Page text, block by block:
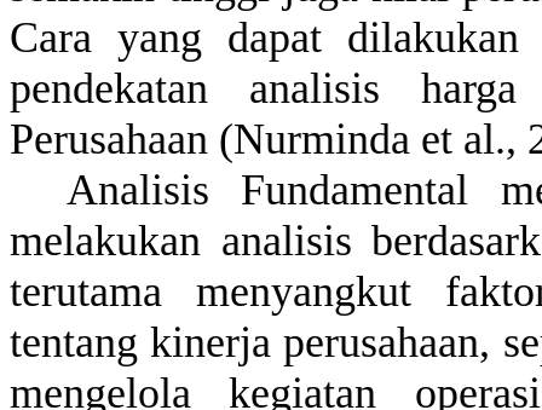
Cara yang dapat dilakukan
pendekatan
analisis
harga
Perusahaan (Nurminda et al.,
Analisis Fundamental
melakukan analisis
terutama
menyangkut
tentang kinerja perusahaan,
mengelola
kegiatan